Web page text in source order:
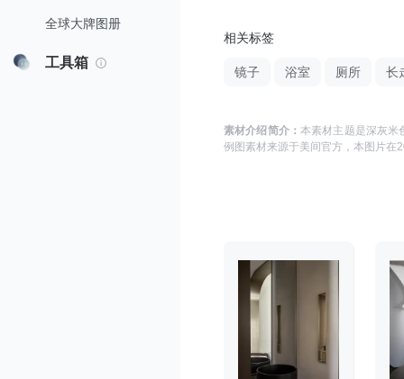
全球大牌图册
工具箱
相关标签
镜子 浴室 厕所 长
素材介绍简介： 本素材主题是深灰米
例图 素材来源于美间官方 ，本图片在